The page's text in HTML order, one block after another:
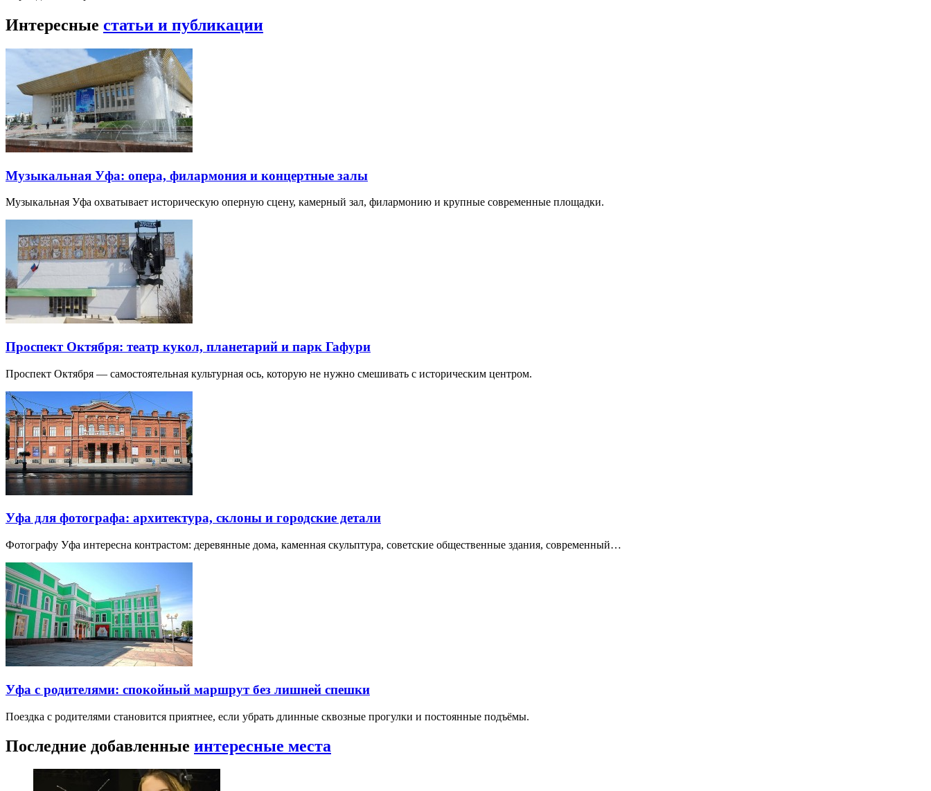
Интересные статьи и публикации
Музыкальная Уфа: опера, филармония и концертные залы
Музыкальная Уфа охватывает историческую оперную сцену, камерный зал, филармонию и крупные современные площадки.
Проспект Октября: театр кукол, планетарий и парк Гафури
Проспект Октября — самостоятельная культурная ось, которую не нужно смешивать с историческим центром.
Уфа для фотографа: архитектура, склоны и городские детали
Фотографу Уфа интересна контрастом: деревянные дома, каменная скульптура, советские общественные здания, современный…
Уфа с родителями: спокойный маршрут без лишней спешки
Поездка с родителями становится приятнее, если убрать длинные сквозные прогулки и постоянные подъёмы.
Последние добавленные интересные места